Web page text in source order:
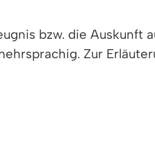
bzw. die
Zur